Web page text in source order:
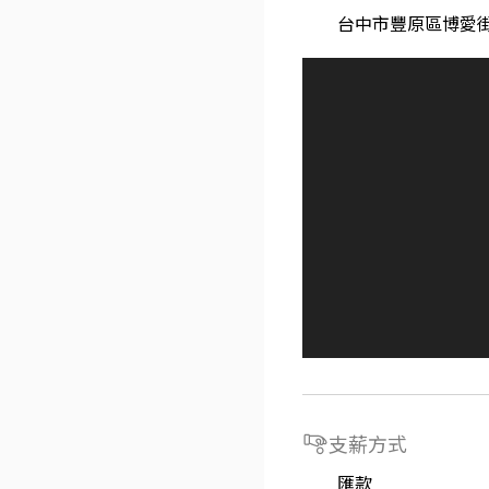
台中市豐原區博愛
支薪方式
匯款